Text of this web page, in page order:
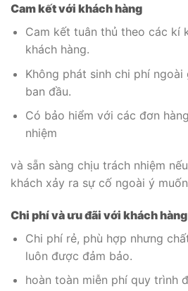
Cam kết với khách hàng
Cam kết tuân thủ theo các kí
khách hàng.
Không phát sinh chi phí
ban đầu.
Có bảo hiểm với các đơn
nhiệm
và sẵn sàng chịu trách nhiệm
khách xảy ra sự cố ngoài ý muốn
Chi phí và ưu đãi với khách hàng
Chi phí rẻ, phù hợp nhưng
luôn được đảm bảo.
hoàn toàn miễn phí quy trình